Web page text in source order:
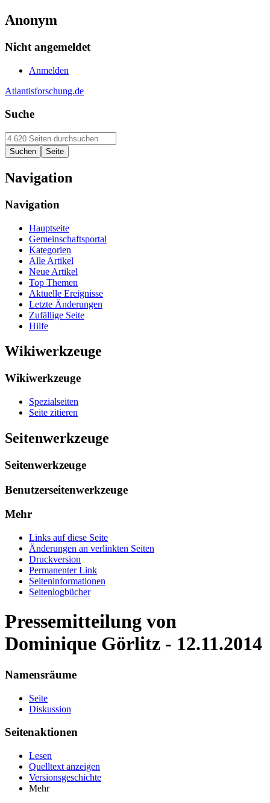
Anonym
Nicht angemeldet
Anmelden
Atlantisforschung.de
Suche
Navigation
Navigation
Hauptseite
Gemeinschaftsportal
Kategorien
Alle Artikel
Neue Artikel
Top Themen
Aktuelle Ereignisse
Letzte Änderungen
Zufällige Seite
Hilfe
Wikiwerkzeuge
Wikiwerkzeuge
Spezialseiten
Seite zitieren
Seitenwerkzeuge
Seitenwerkzeuge
Benutzerseitenwerkzeuge
Mehr
Links auf diese Seite
Änderungen an verlinkten Seiten
Druckversion
Permanenter Link
Seiten­informationen
Seitenlogbücher
Pressemitteilung von
Dominique Görlitz - 12.11.2014
Namensräume
Seite
Diskussion
Seitenaktionen
Lesen
Quelltext anzeigen
Versionsgeschichte
Mehr